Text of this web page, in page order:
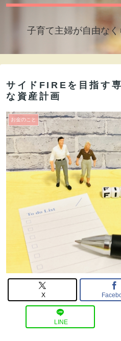
子育て主婦が自由な
サイドFIREを目指す
な資産計画
お金のこと
X
LINE